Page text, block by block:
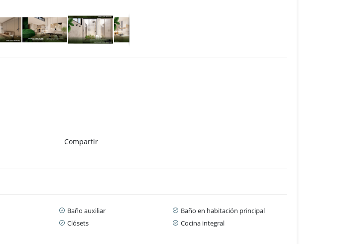
Compartir
Baño auxiliar
Baño en habitación principal
Clósets
Cocina integral